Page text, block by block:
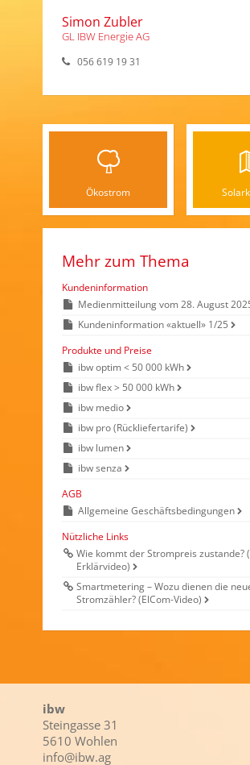
Simon Zubler
GL IBW Energie AG
056 619 19 31
Ökostrom
Mehr zum Thema
Kundeninformation
Medienmitteilung vom 28. August
Kundeninformation «aktuell» 1/25
Produkte und Preise
ibw optim < 50 000 kWh
ibw flex > 50 000 kWh
ibw medio
ibw pro (Rückliefertarife)
ibw lumen
ibw senza
AGB
Allgemeine Geschäftsbedingungen
Nützliche Links
Wie kommt der Strompreis zustande?
Erklärvideo)
Smartmetering – Wozu dienen die
Stromzähler? (ElCom-Video)
ibw
Steingasse 31
5610 Wohlen
info@ibw.ag